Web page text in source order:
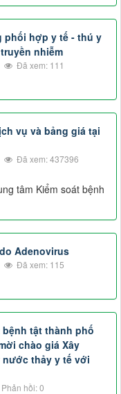
phối hợp y tế - thú y
nhiễm
Đã xem: 111
vụ và bảng giá tại
Đã xem: 437396
tâm Kiểm soát bệnh
Adenovirus
Đã xem: 115
bệnh tật thành phố
chào giá Xây
thảy y tế với
Phản hồi: 0